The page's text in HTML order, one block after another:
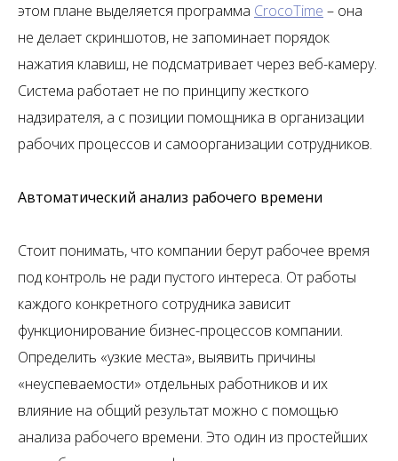
этом плане выделяется программа CrocoTime – она
не делает скриншотов, не запоминает порядок
нажатия клавиш, не подсматривает через веб-камеру.
Система работает не по принципу жесткого
надзирателя, а с позиции помощника в организации
рабочих процессов и самоорганизации сотрудников.
Автоматический анализ рабочего времени
Стоит понимать, что компании берут рабочее время
под контроль не ради пустого интереса. От работы
каждого конкретного сотрудника зависит
функционирование бизнес-процессов компании.
Определить «узкие места», выявить причины
«неуспеваемости» отдельных работников и их
влияние на общий результат можно с помощью
анализа рабочего времени. Это один из простейших